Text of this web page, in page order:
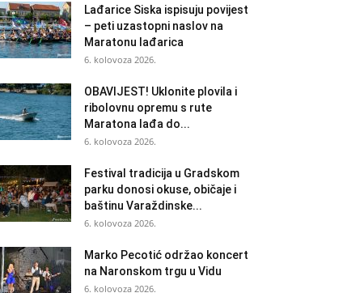
Lađarice Siska ispisuju povijest
– peti uzastopni naslov na
Maratonu lađarica
6. kolovoza 2026.
OBAVIJEST! Uklonite plovila i
ribolovnu opremu s rute
Maratona lađa do...
6. kolovoza 2026.
Festival tradicija u Gradskom
parku donosi okuse, običaje i
baštinu Varaždinske...
6. kolovoza 2026.
Marko Pecotić održao koncert
na Naronskom trgu u Vidu
6. kolovoza 2026.